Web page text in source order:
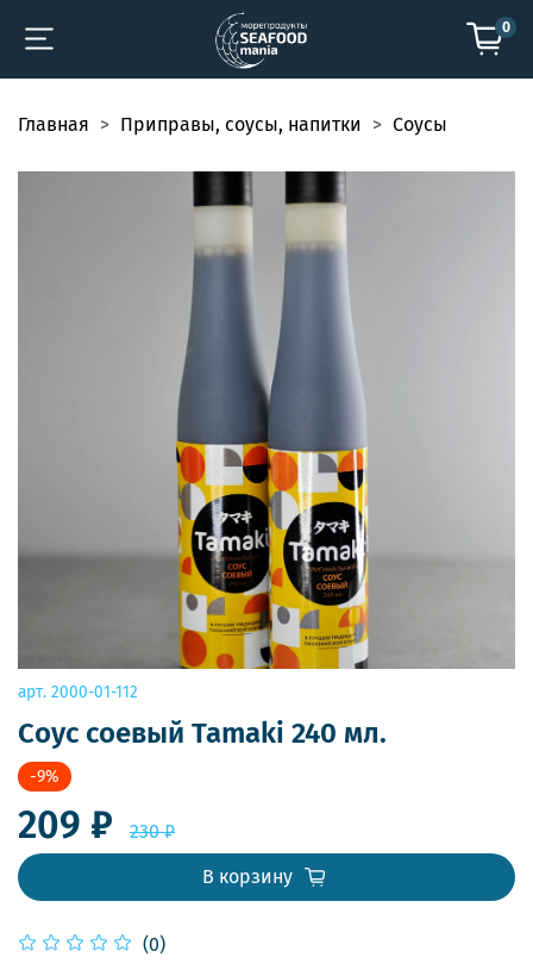
0
Главная Приправы, соусы, напитки Соусы
арт. 2000-01-112
Соус соевый Tamaki 240 мл.
(0)
-9%
209 ₽
230 ₽
В корзину